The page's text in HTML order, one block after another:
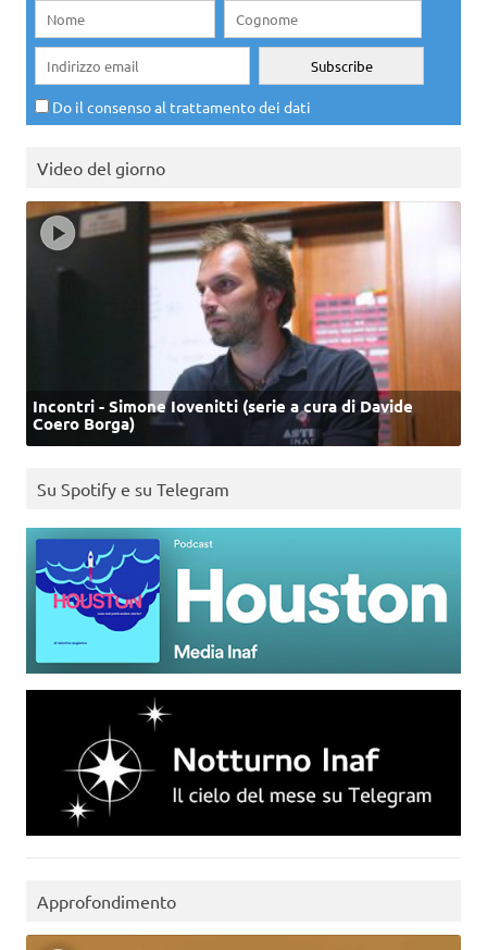
Do il consenso al trattamento dei dati
Video del giorno
Incontri - Simone Iovenitti (serie a cura di Davide
Coero Borga)
Su Spotify e su Telegram
Approfondimento